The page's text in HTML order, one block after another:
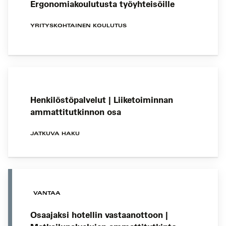
Ergonomiakoulutusta työyhteisöille
YRITYSKOHTAINEN KOULUTUS
Henkilöstöpalvelut | Liiketoiminnan
ammattitutkinnon osa
JATKUVA HAKU
VANTAA
Osaajaksi hotellin vastaanottoon |